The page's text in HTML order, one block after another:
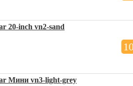
20-inch vn2-sand
Мини vn3-light-grey